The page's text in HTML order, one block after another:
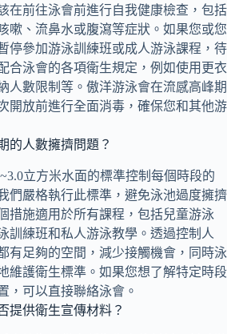
在前往泳會前進行自我健康檢查，包括
嗽、流鼻水或腹瀉等症狀。如果您或您
停參加游泳訓練班或成人游泳課程，待
合泳會的各項衛生規定，例如使用更衣
人數限制等。傲洋游泳會在流感高峰期
開放前進行全面消毒，確保您和其他游
的人數擁擠問題？
立方米水面的標準控制每個時段的
們嚴格執行此標準，避免泳池過度擁擠
措施適用於所有課程，包括兒童游泳
訓練班和私人游泳教學。透過控制人
有足夠的空間，減少接觸機會，同時泳
維護衛生標準。如果您想了解特定時段
，可以直接聯絡泳會。
提供衛生宣傳材料？